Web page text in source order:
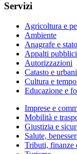
Servizi
Agricoltura e
Ambiente
Anagrafe e
Appalti pubblici
Autorizzazioni
Catasto e
Cultura e
Educazione e
Imprese e
Mobilità e
Giustizia e
Salute,
Tributi, finanze